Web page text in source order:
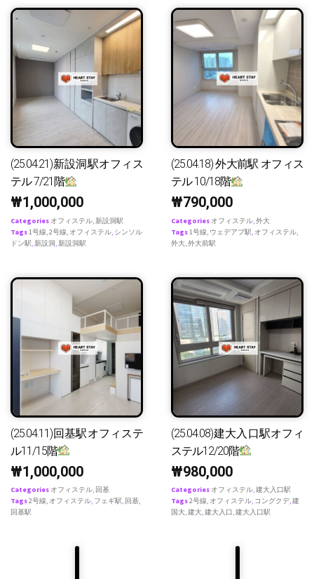
(25.04.21)新設洞駅オフィス
テル 7/21階
₩1,000,000
Categories オフィステル 新設洞駅
Tags 1号線 2号線 オフィステル シンソル
ドン駅 新設洞 新設洞駅
(25.04.18) 外大前駅 オフィス
テル 10/18階
₩790,000
Categories オフィステル 外大
Tags 1号線 ウェデアプ駅 オフィステル
外大 外大前駅
(25.04.11)回基駅オフィステ
ル11/15階
₩1,000,000
Categories オフィステル, 回基
Tags2号線, オフィステル, フェギ駅, 回基,
回基駅
(25.04.08)建大入口駅オフィ
ステル12/20階
₩980,000
Categories オフィステル,建大入口駅
Tags2号線, オフィステル, コングクデ,建
国大,建大,建大入口,建大入口駅